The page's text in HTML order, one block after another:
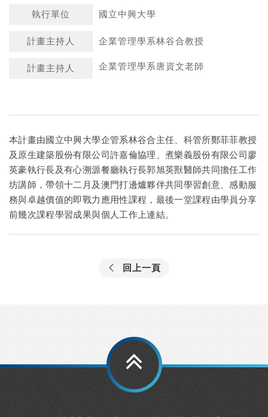
執行單位 國立中興大學
計畫主持人 企業管理學系林谷合教授
計畫主持人 企業管理學系唐資文老師
本計畫由國立中興大學企管系林谷合主任、科管所鄭菲菲教授
及原生建築股份有限公司許嘉倫協理、煮樂義股份有限公司廖
英豪執行長及有心溯源餐廳執行長郭旭英獸醫師共同擔任工作
坊講師，帶領十二月及澳門打邊爐夥伴共同學習創意、感動服
務與卓越價值的即戰力應用性課程，最後一堂課程由學員分享
前幾次課程學習成果與個人工作上連結。
回上一頁